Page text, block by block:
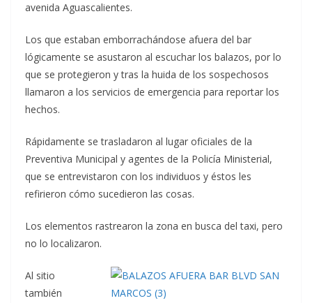
avenida Aguascalientes.
Los que estaban emborrachándose afuera del bar
lógicamente se asustaron al escuchar los balazos, por lo
que se protegieron y tras la huida de los sospechosos
llamaron a los servicios de emergencia para reportar los
hechos.
Rápidamente se trasladaron al lugar oficiales de la
Preventiva Municipal y agentes de la Policía Ministerial,
que se entrevistaron con los individuos y éstos les
refirieron cómo sucedieron las cosas.
Los elementos rastrearon la zona en busca del taxi, pero
no lo localizaron.
Al sitio
también